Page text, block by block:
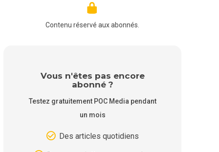
Contenu réservé aux abonnés.
Vous n'êtes pas encore
abonné ?
Testez gratuitement POC Media pendant
un mois
Des articles quotidiens